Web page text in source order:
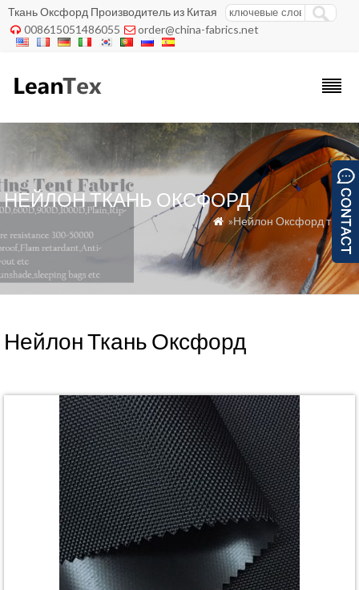
Ткань Оксфорд Производитель из Китая
 008615051486055  order@china-fabrics.net
НЕЙЛОН ТКАНЬ ОКСФОРД
 »Нейлон Оксфорд ткани
Нейлон Ткань Оксфорд